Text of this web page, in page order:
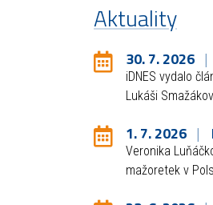
Aktuality
30. 7. 2026
iDNES vydalo
Lukáši
1. 7. 2026
Veronika
mažoretek v